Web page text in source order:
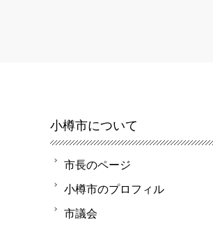
小樽市について
市長のページ
小樽市のプロフィル
市議会